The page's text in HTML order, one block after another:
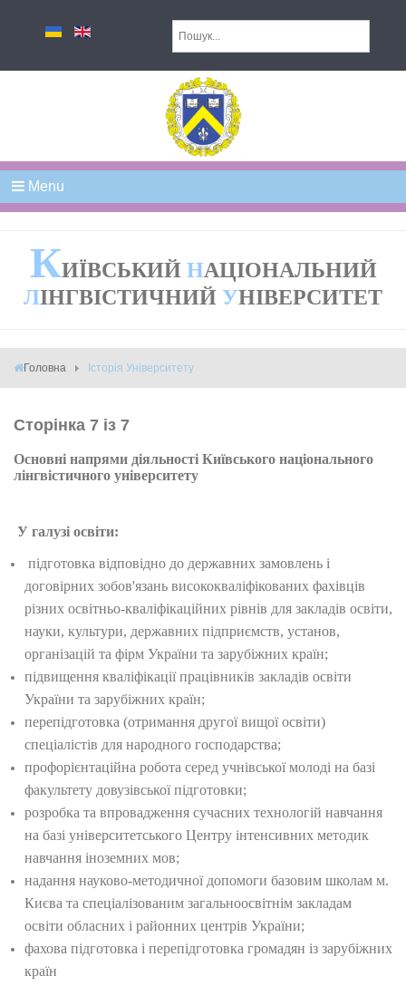
Menu
КИЇВСЬКИЙ НАЦІОНАЛЬНИЙ
ЛІНГВІСТИЧНИЙ УНІВЕРСИТЕТ
Головна Історія Університету
Сторінка 7 із 7
Основні напрями діяльності Київського національного
лінгвістичного університету
У галузі освіти:
підготовка відповідно до державних замовлень і
договірних зобов'язань висококваліфікованих фахівців
різних освітньо-кваліфікаційних рівнів для закладів освіти,
науки, культури, державних підприємств, установ,
організацій та фірм України та зарубіжних країн;
підвищення кваліфікації працівників закладів освіти
України та зарубіжних країн;
перепідготовка (отримання другої вищої освіти)
спеціалістів для народного господарства;
профорієнтаційна робота серед учнівської молоді на базі
факультету довузівської підготовки;
розробка та впровадження сучасних технологій навчання
на базі університетського Центру інтенсивних методик
навчання іноземних мов;
надання науково-методичної допомоги базовим школам м.
Києва та спеціалізованим загальноосвітнім закладам
освіти обласних і районних центрів України;
фахова підготовка і перепідготовка громадян із зарубіжних
країн